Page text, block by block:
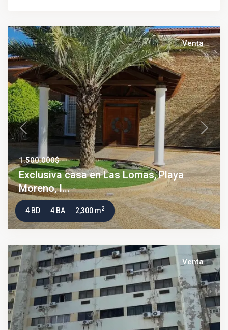
Venta
Previous Next
1.500.000$
Exclusiva casa en Las Lomas, Playa
Moreno, I...
4 BD 4 BA 2,300 m2
Venta